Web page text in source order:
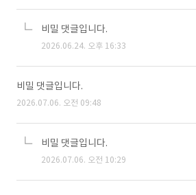
비밀 댓글입니다.
2026.06.24. 오후 16:33
비밀 댓글입니다.
2026.07.06. 오전 09:48
비밀 댓글입니다.
2026.07.06. 오전 10:29